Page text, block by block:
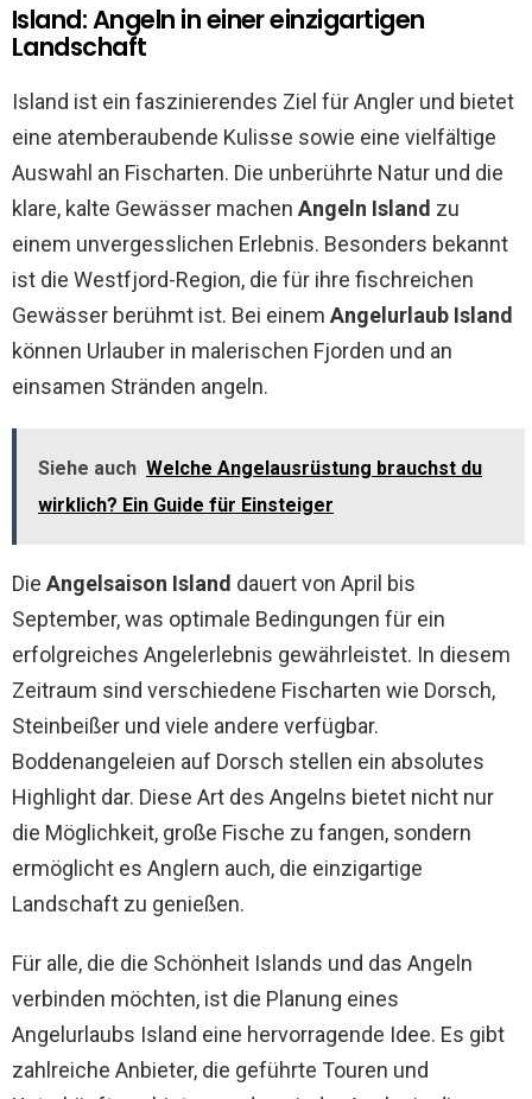
Island: Angeln in einer einzigartigen
Landschaft
Island ist ein faszinierendes Ziel für Angler und bietet
eine atemberaubende Kulisse sowie eine vielfältige
Auswahl an Fischarten. Die unberührte Natur und die
klare, kalte Gewässer machen Angeln Island zu
einem unvergesslichen Erlebnis. Besonders bekannt
ist die Westfjord-Region, die für ihre fischreichen
Gewässer berühmt ist. Bei einem Angelurlaub Island
können Urlauber in malerischen Fjorden und an
einsamen Stränden angeln.
Siehe auch Welche Angelausrüstung brauchst du
wirklich? Ein Guide für Einsteiger
Die Angelsaison Island dauert von April bis
September, was optimale Bedingungen für ein
erfolgreiches Angelerlebnis gewährleistet. In diesem
Zeitraum sind verschiedene Fischarten wie Dorsch,
Steinbeißer und viele andere verfügbar.
Boddenangeleien auf Dorsch stellen ein absolutes
Highlight dar. Diese Art des Angelns bietet nicht nur
die Möglichkeit, große Fische zu fangen, sondern
ermöglicht es Anglern auch, die einzigartige
Landschaft zu genießen.
Für alle, die die Schönheit Islands und das Angeln
verbinden möchten, ist die Planung eines
Angelurlaubs Island eine hervorragende Idee. Es gibt
zahlreiche Anbieter, die geführte Touren und